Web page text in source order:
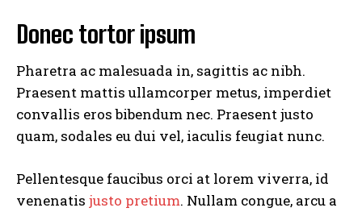
Donec tortor ipsum
Pharetra ac malesuada in, sagittis ac nibh.
Praesent mattis ullamcorper metus, imperdiet
convallis eros bibendum nec. Praesent justo
quam, sodales eu dui vel, iaculis feugiat nunc.
Pellentesque faucibus orci at lorem viverra, id
venenatis justo pretium. Nullam congue, arcu a